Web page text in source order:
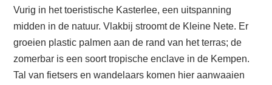
Vurig in het toeristische Kasterlee, een uitspanning
midden in de natuur. Vlakbij stroomt de Kleine Nete. Er
groeien plastic palmen aan de rand van het terras; de
zomerbar is een soort tropische enclave in de Kempen.
Tal van fietsers en wandelaars komen hier aanwaaien